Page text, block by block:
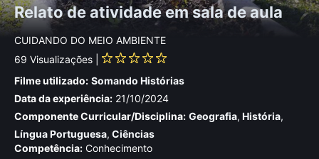
Relato de atividade em sala de aula
CUIDANDO DO MEIO AMBIENTE
69 Visualizações |
Filme utilizado: Somando Histórias
Data da experiência: 21/10/2024
Componente Curricular/Disciplina: Geografia, História,
Língua Portuguesa, Ciências
Competência: Conhecimento